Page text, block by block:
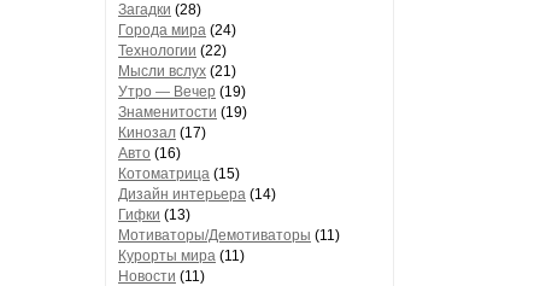
Загадки (28)
Города мира (24)
Технологии (22)
Мысли вслух (21)
Утро — Вечер (19)
Знаменитости (19)
Кинозал (17)
Авто (16)
Котоматрица (15)
Дизайн интерьера (14)
Гифки (13)
Мотиваторы/Демотиваторы (11)
Курорты мира (11)
Новости (11)